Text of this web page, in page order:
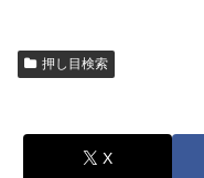
押し目検索
X